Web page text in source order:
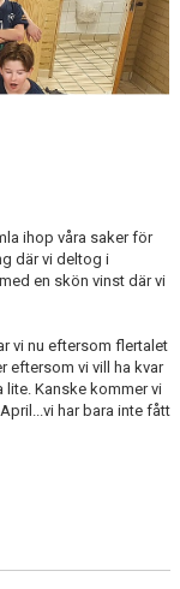
ihop våra saker för
där vi deltog i
en skön vinst där vi
vi nu eftersom flertalet
eftersom vi vill ha kvar
Kanske kommer vi
har bara inte fått